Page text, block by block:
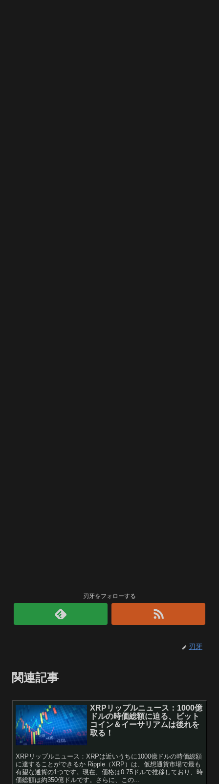
刃牙をフォローする
刃牙
関連記事
XRPリップルニュース：1000億
ドルの時価総額に迫る、ビット
コイン＆イーサリアムは後れを
取る！
XRPリップルニュース：XRPは近いうちに1000億ドルの時価総額
に達することができるか Ripple（XRP）は、仮想通貨市場で最も
有望な通貨の1つです。現在、価格は0.75ドルで推移しており、時
価総額は約350億ドルです。さらに、この...